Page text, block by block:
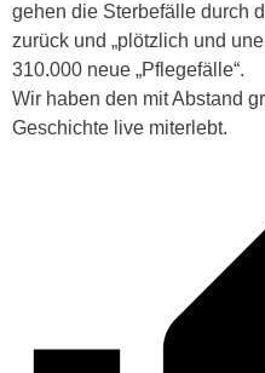
gehen die Sterbefälle durch
zurück und „plötzlich und
310.000 neue „Pflegefälle“.
Wir haben den mit Abstand
Geschichte live miterlebt.